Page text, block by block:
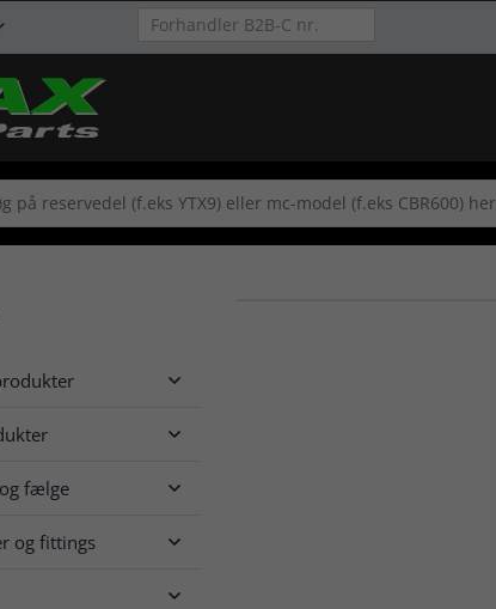


fælge 
og fittings 
